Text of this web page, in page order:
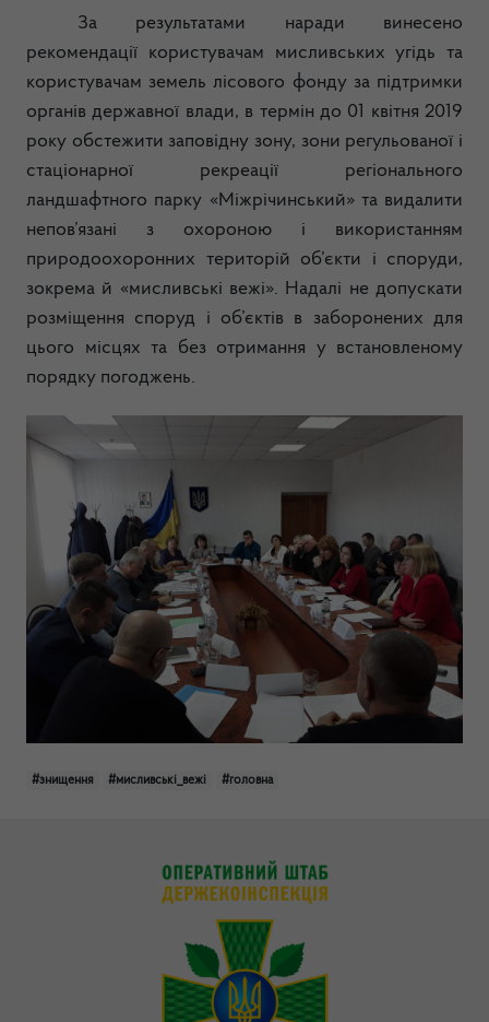
За результатами наради винесено
рекомендації користувачам мисливських угідь та
користувачам земель лісового фонду за підтримки
органів державної влади, в термін до 01 квітня 2019
року обстежити заповідну зону, зони регульованої і
стаціонарної рекреації регіонального
ландшафтного парку «Міжрічинський» та видалити
непов’язані з охороною і використанням
природоохоронних територій об’єкти і споруди,
зокрема й «мисливські вежі». Надалі не допускати
розміщення споруд і об’єктів в заборонених для
цього місцях та без отримання у встановленому
порядку погоджень.
#знищення #мисливські_вежі #головна